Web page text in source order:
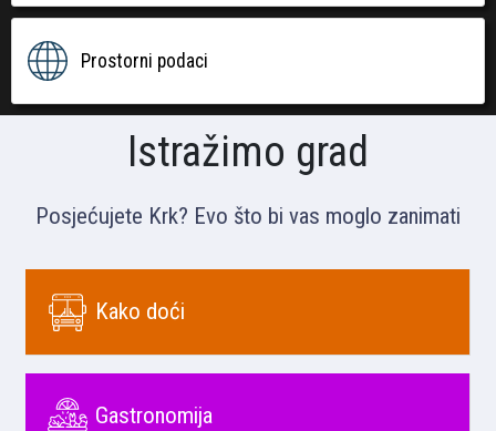
Prostorni podaci
Istražimo grad
Posjećujete Krk? Evo što bi vas moglo zanimati
Kako doći
Gastronomija